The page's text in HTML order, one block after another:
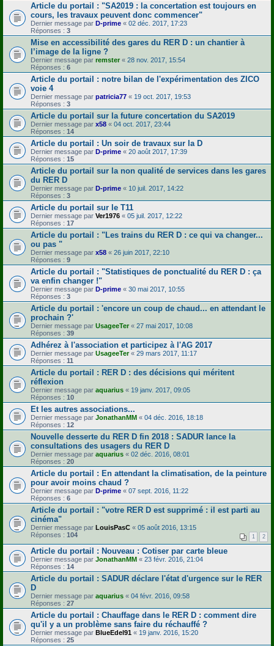
Article du portail : "SA2019 : la concertation est toujours en
cours, les travaux peuvent donc commencer"
Dernier message par D-prime « 02 déc. 2017, 17:23
Réponses : 3
Mise en accessibilité des gares du RER D : un chantier à
l’image de la ligne ?
Dernier message par remster « 28 nov. 2017, 15:54
Réponses : 6
Article du portail : notre bilan de l'expérimentation des ZICO
voie 4
Dernier message par patricia77 « 19 oct. 2017, 19:53
Réponses : 3
Article du portail sur la future concertation du SA2019
Dernier message par x58 « 04 oct. 2017, 23:44
Réponses : 14
Article du portail : Un soir de travaux sur la D
Dernier message par D-prime « 20 août 2017, 17:39
Réponses : 15
Article du portail sur la non qualité de services dans les gares
du RER D
Dernier message par D-prime « 10 juil. 2017, 14:22
Réponses : 3
Article du portail sur le T11
Dernier message par Ver1976 « 05 juil. 2017, 12:22
Réponses : 17
Article du portail : "Les trains du RER D : ce qui va changer...
ou pas "
Dernier message par x58 « 26 juin 2017, 22:10
Réponses : 9
Article du portail : "Statistiques de ponctualité du RER D : ça
va enfin changer !"
Dernier message par D-prime « 30 mai 2017, 10:55
Réponses : 3
Article du portail : 'encore un coup de chaud... en attendant le
prochain ?'
Dernier message par UsageeTer « 27 mai 2017, 10:08
Réponses : 39
Adhérez à l'association et participez à l'AG 2017
Dernier message par UsageeTer« 29 mars 2017, 11:17
Réponses : 11
Article du portail : RER D : des décisions qui méritent
réflexion
Dernier message par aquarius « 19 janv. 2017, 09:05
Réponses : 10
Et les autres associations...
Dernier message par JonathanMM « 04 déc. 2016, 18:18
Réponses : 12
Nouvelle desserte du RER D fin 2018 : SADUR lance la
consultations des usagers du RER D
Dernier message par aquarius « 02 déc. 2016, 08:01
Réponses : 20
Article du portail : En attendant la climatisation, de la peinture
pour avoir moins chaud ?
Dernier message par D-prime « 07 sept. 2016, 11:22
Réponses : 6
Article du portail : "votre RER D est supprimé : il est parti au
cinéma"
Dernier message par LouisPasC « 05 août 2016, 13:15
Réponses : 104 1 2
Article du portail : Nouveau : Cotiser par carte bleue
Dernier message par JonathanMM « 23 févr. 2016, 21:04
Réponses : 14
Article du portail : SADUR déclare l'état d'urgence sur le RER
D
Dernier message par aquarius « 04 févr. 2016, 09:58
Réponses : 27
Article du portail : Chauffage dans le RER D : comment dire
qu'il y a un problème sans faire du réchauffé ?
Dernier message par BlueEdel91 « 19 janv. 2016, 15:20
Réponses : 25